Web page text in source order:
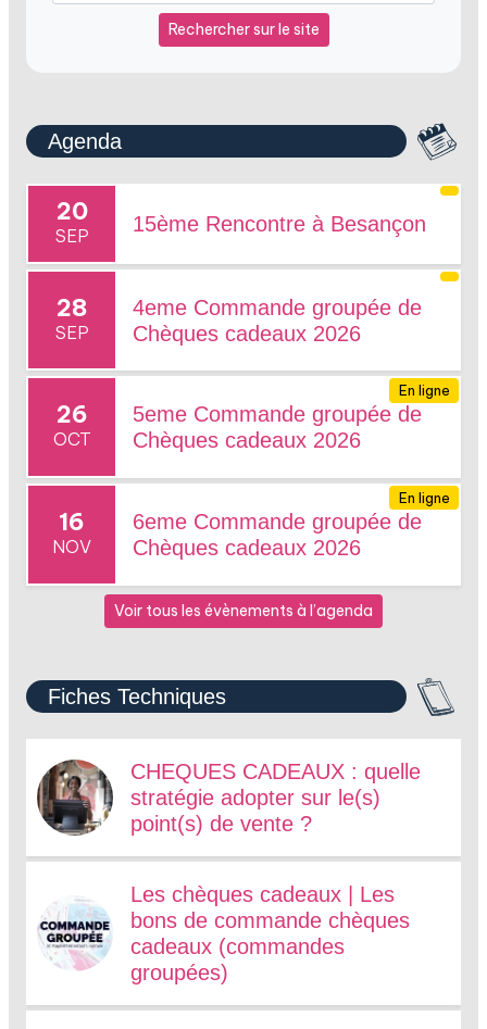
Rechercher sur le site
Agenda
20
SEP 15ème Rencontre à Besançon
28
SEP
4eme Commande groupée de
Chèques cadeaux 2026
26
OCT
5eme Commande groupée de
Chèques cadeaux 2026
En ligne
16
NOV
6eme Commande groupée de
Chèques cadeaux 2026
En ligne
Voir tous les évènements à l’agenda
Fiches Techniques
CHEQUES CADEAUX : quelle
stratégie adopter sur le(s)
point(s) de vente ?
Les chèques cadeaux | Les
bons de commande chèques
cadeaux (commandes
groupées)